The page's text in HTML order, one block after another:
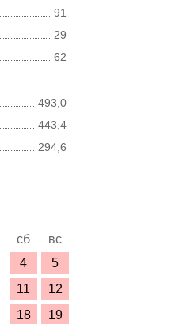
91
29
62
493,0
443,4
294,6
сб
вс
4
5
11
12
18
19